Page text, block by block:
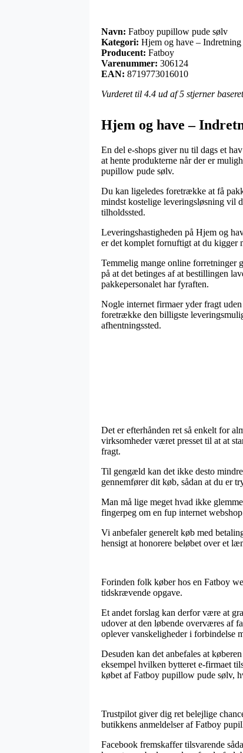
Navn: Fatboy pupillow pude sølv
Kategori: Hjem og have – Indretning
Producent: Fatboy
Varenummer: 306124
EAN: 8719773016010
Vurderet til 4.4 ud af 5 stjerner
Hjem og have –
En del e-shops giver nu til dags et
at hente produkterne når der er
pupillow pude sølv.
Du kan ligeledes foretrække at få
mindst kostelige leveringsløsning vil
tilholdssted.
Leveringshastigheden på Hjem og
er det komplet fornuftigt at du kigger
Temmelig mange online forretninger
på at det betinges af at bestillingen
pakkepersonalet har fyraften.
Nogle internet firmaer yder fragt
foretrække den billigste
afhentningssted.
Det er efterhånden ret så enkelt for
virksomheder været presset til at at
fragt.
Til gengæld kan det ikke desto
gennemfører dit køb, sådan at du er
Man må lige meget hvad ikke
fingerpeg om en fup internet
Vi anbefaler generelt køb med
hensigt at honorere beløbet over et
Forinden folk køber hos en Fatboy
tidskrævende opgave.
Et andet forslag kan derfor være at
udover at den løbende overværes af
oplever vanskeligheder i forbindelse
Desuden kan det anbefales at
eksempel hvilken bytteret e-firmaet
købet af Fatboy pupillow pude sølv,
Trustpilot giver dig ret belejlige
butikkens anmeldelser af Fatboy
Facebook fremskaffer tilsvarende